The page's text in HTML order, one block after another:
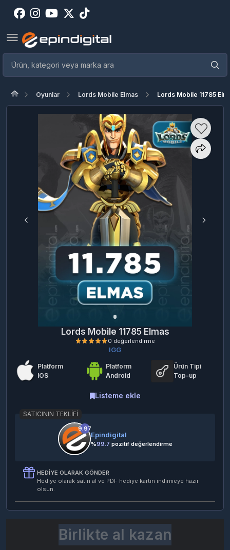
Oyunlar Lords Mobile Elmas Lords Mobile 11785
Lords Mobile 11785 Elmas
IGG
Platform
IOS
Platform
Android
Ürün Tipi
Top-up
Listeme ekle
SATICININ TEKLIFI
9.97
Epindigital
%99.7 pozitif değerlendirme
HEDIYE OLARAK GÖNDER
Hediye olarak satın al ve PDF hediye kartın indirmeye hazır
olsun.
Birlikte al kazan